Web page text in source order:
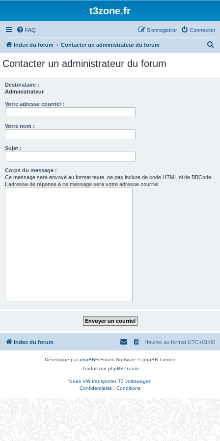
t3zone.fr
FAQ Connexion
S’enregistrer
Index du forum Contacter un administrateur du forum
Contacter un administrateur du forum
Destinataire :
Administrateur
Votre adresse courriel :
Votre nom :
Sujet :
Corps du message :
Ce message sera envoyé au format texte, ne pas inclure de code HTML ni de BBCode.
L’adresse de réponse à ce message sera votre adresse courriel.
Index du forum Heures au format UTC+01:00
Développé parphpBB® Forum Software © phpBB Limited
Traduit parphpBB-fr.com
forum VW transporter T3 volkswagen
Confidentialité | Conditions